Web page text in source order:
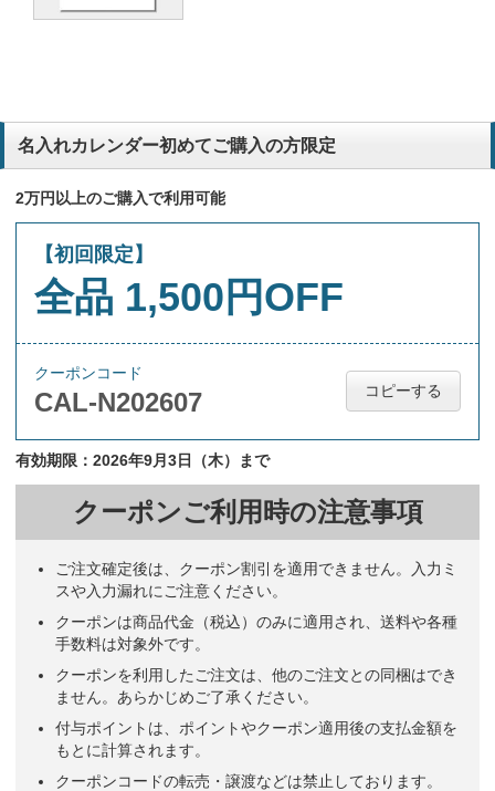
名入れカレンダー初めてご購入の方限定
2万円以上のご購入で利用可能
【初回限定】
全品 1,500円OFF
クーポンコード
CAL-N202607 コピーする
有効期限：2026年9月3日（木）まで
クーポンご利用時の注意事項
ご注文確定後は、クーポン割引を適用できません。入力ミ
スや入力漏れにご注意ください。
クーポンは商品代金（税込）のみに適用され、送料や各種
手数料は対象外です。
クーポンを利用したご注文は、他のご注文との同梱はでき
ません。あらかじめご了承ください。
付与ポイントは、ポイントやクーポン適用後の支払金額を
もとに計算されます。
クーポンコードの転売・譲渡などは禁止しております。